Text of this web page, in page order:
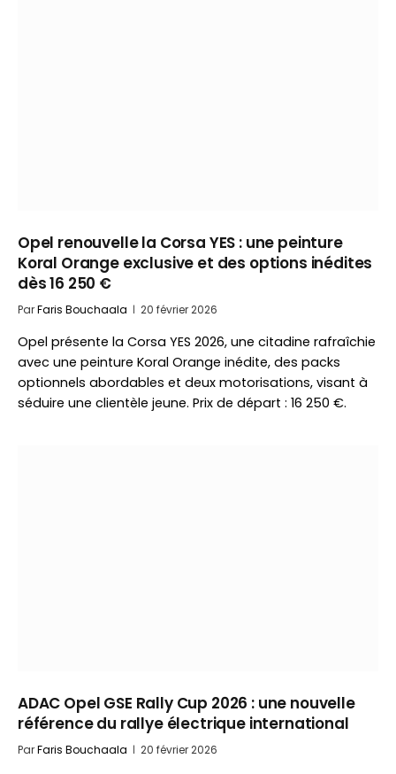
Opel renouvelle la Corsa YES : une peinture
Koral Orange exclusive et des options inédites
dès 16 250 €
ParFaris Bouchaala 20 février 2026
Opel présente la Corsa YES 2026, une citadine rafraîchie
avec une peinture Koral Orange inédite, des packs
optionnels abordables et deux motorisations, visant à
séduire une clientèle jeune. Prix de départ : 16 250 €.
ADAC Opel GSE Rally Cup 2026 : une nouvelle
référence du rallye électrique international
ParFaris Bouchaala 20 février 2026